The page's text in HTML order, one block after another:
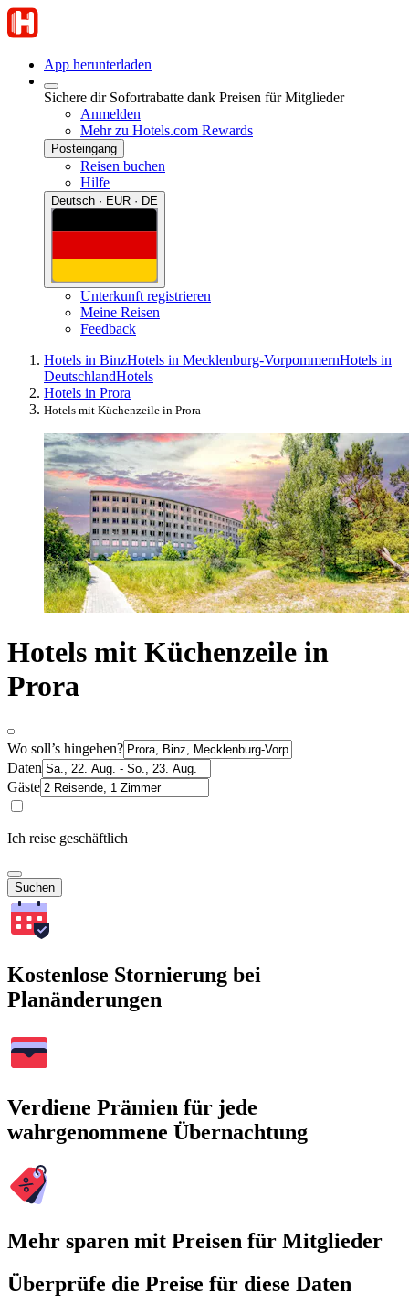
App herunterladen
Sichere dir Sofortrabatte dank Preisen für Mitglieder
Anmelden
Mehr zu Hotels.com Rewards
Posteingang
Reisen buchen
Hilfe
Deutsch · EUR · DE
Unterkunft registrieren
Meine Reisen
Feedback
Hotels in BinzHotels in Mecklenburg-VorpommernHotels in
DeutschlandHotels
Hotels in Prora
Hotels mit Küchenzeile in Prora
Hotels mit Küchenzeile in
Prora
Wo soll’s hingehen?
Daten
Gäste
Ich reise geschäftlich
Suchen
Kostenlose Stornierung bei
Planänderungen
Verdiene Prämien für jede
wahrgenommene Übernachtung
Mehr sparen mit Preisen für Mitglieder
Überprüfe die Preise für diese Daten